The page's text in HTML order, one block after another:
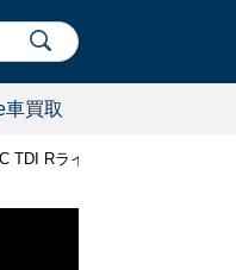
車買取
TDI Rライン】